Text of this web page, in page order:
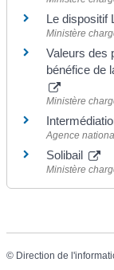
Le dispositif
Ministère
Valeurs des
bénéfice de
Ministère
Agence
Solibail
Ministère
© Direction de